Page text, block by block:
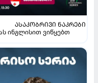
ᲐᲡᲐᲙᲝᲑᲠᲘᲕᲘ ᲜᲐᲙᲠᲔᲑᲘ
ინგლისით ვიწყებთ